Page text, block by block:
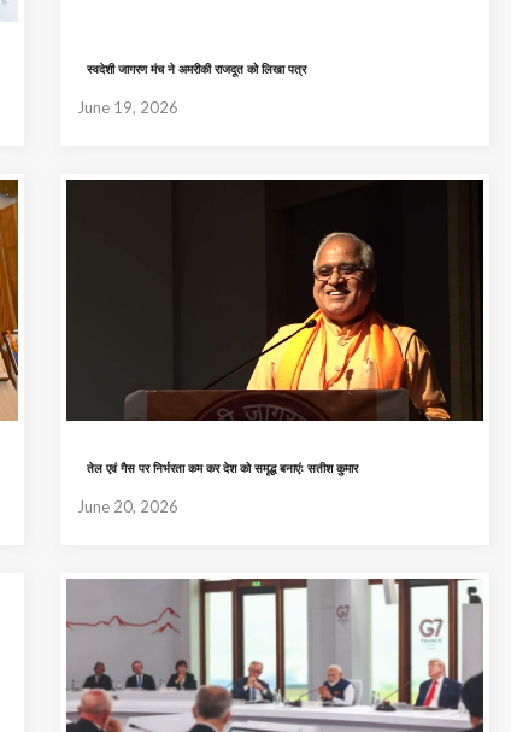
स्वदेशी जागरण मंच ने अमरीकी राजदूत को लिखा पत्र
June 19, 2026
तेल एवं गैस पर निर्भरता कम कर देश को समृद्ध बनाएंः सतीश कुमार
June 20, 2026